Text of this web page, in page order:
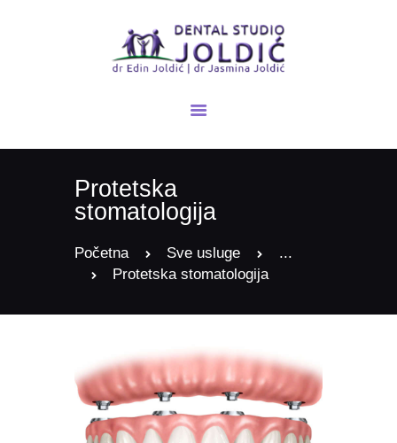
Protetska
stomatologija
Početna Sve usluge
...
Protetska stomatologija
USLUGE
GALERIJA
KONTAKT